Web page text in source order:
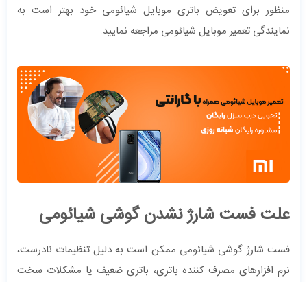
منظور برای تعویض باتری موبایل شیائومی خود بهتر است به
نمایندگی تعمیر موبایل شیائومی مراجعه نمایید.
علت فست شارژ نشدن گوشی شیائومی
فست شارژ گوشی شیائومی ممکن است به دلیل تنظیمات نادرست،
نرم افزارهای مصرف کننده باتری، باتری ضعیف یا مشکلات سخت